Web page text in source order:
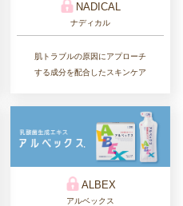
NADICAL
ナディカル
肌トラブルの原因にアプローチ
する成分を配合したスキンケア
ALBEX
アルベックス